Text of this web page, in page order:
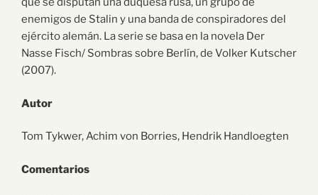
enemigos de Stalin y una banda de conspiradores del
ejército alemán. La serie se basa en la novela Der
Nasse Fisch/ Sombras sobre Berlín, de Volker Kutscher
(2007).
Autor
Tom Tykwer, Achim von Borries, Hendrik Handloegten
Comentarios